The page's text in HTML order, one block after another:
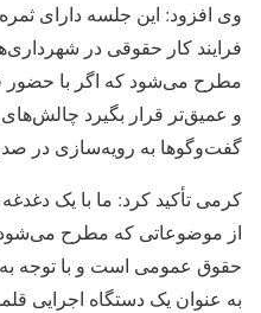
وی افزود: این جلسه دارای
فرایند کار حقوقی در
مطرح می‌شود که اگر با حضور
و عمیق‌تر قرار بگیرد
گفت‌وگوها به رویه‌سازی در
کرمی تأکید کرد: ما با یک
از موضوعاتی که مطرح می‌شود
حقوق عمومی است و با توجه به
به عنوان یک دستگاه اجرایی